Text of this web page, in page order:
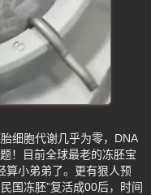
细胞代谢几乎为零，DNA
！目前全球最老的冻胚宝
算小弟弟了。更有狠人预
国冻胚”复活成00后，时间